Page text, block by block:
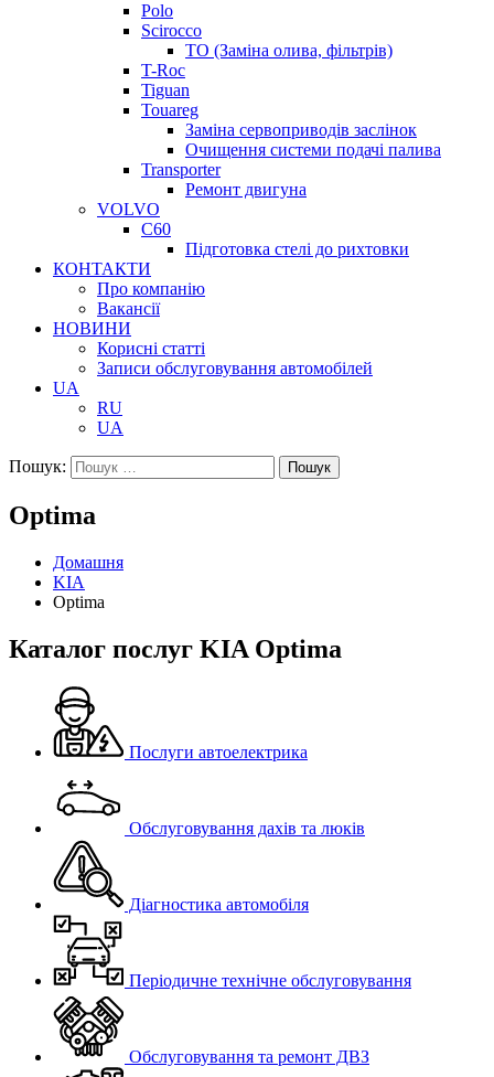
Polo
Scirocco
ТО (Заміна олива, фільтрів)
T-Roc
Tiguan
Touareg
Заміна сервоприводів заслінок
Очищення системи подачі палива
Transporter
Ремонт двигуна
VOLVO
C60
Підготовка стелі до рихтовки
КОНТАКТИ
Про компанію
Вакансії
НОВИНИ
Корисні статті
Записи обслуговування автомобілей
UA
RU
UA
Пошук: Пошук
Optima
Домашня
KIA
Optima
Каталог послуг KIA Optima
Послуги автоелектрика
Обслуговування дахів та люків
Діагностика автомобіля
Періодичне технічне обслуговування
Обслуговування та ремонт ДВЗ